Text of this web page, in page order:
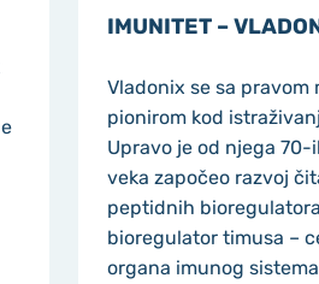
IMUNITET –
Vladonix se sa pravom
pionirom kod
Upravo je od njega
veka započeo razvoj
peptidnih
bioregulator timusa –
organa imunog